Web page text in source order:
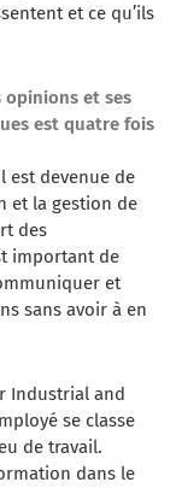
et ce qu’ils
opinions et ses
est quatre fois
est devenue de
et la gestion de
des
important de
et
sans avoir à en
Industrial and
se classe
de travail.
dans le